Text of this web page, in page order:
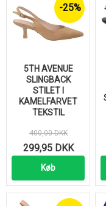
5TH AVENUE
SLINGBACK
STILET I
KAMELFARVET
TEKSTIL
400,00 DKK
299,95 DKK
Køb
-25%